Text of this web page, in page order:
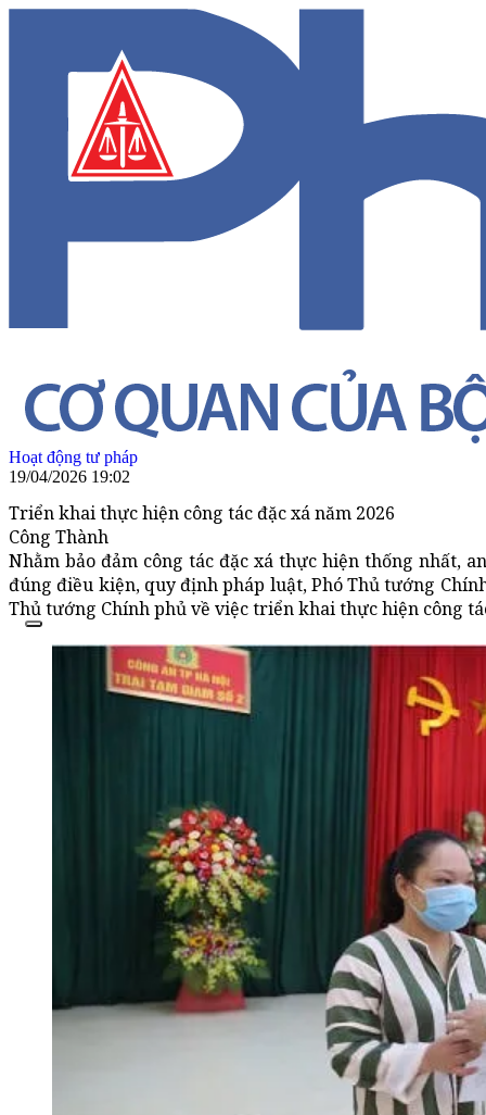
Hoạt động tư pháp
19/04/2026 19:02
Triển khai thực hiện công tác đặc xá năm 2026
Công Thành
Nhằm bảo đảm công tác đặc xá thực hiện thống nhất,
đúng điều kiện, quy định pháp luật, Phó Thủ tướng
Thủ tướng Chính phủ về việc triển khai thực hiện công